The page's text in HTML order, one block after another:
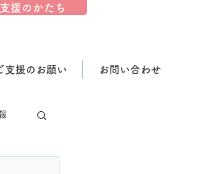
支援のかたち
支援のお願い お問い合わせ